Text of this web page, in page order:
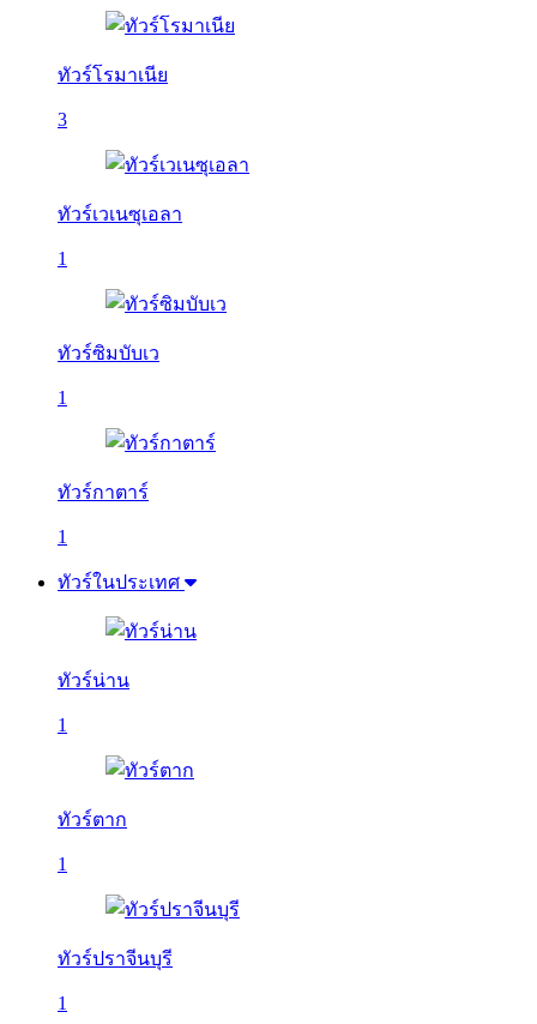
ทัวร์โรมาเนีย
3
ทัวร์เวเนซุเอลา
1
ทัวร์ซิมบับเว
1
ทัวร์กาตาร์
1
ทัวร์ในประเทศ
ทัวร์น่าน
1
ทัวร์ตาก
1
ทัวร์ปราจีนบุรี
1